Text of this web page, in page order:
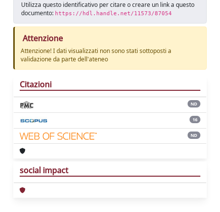
Utilizza questo identificativo per citare o creare un link a questo
documento: https://hdl.handle.net/11573/87054
Attenzione
Attenzione! I dati visualizzati non sono stati sottoposti a
validazione da parte dell'ateneo
Citazioni
ND
16
ND
social impact